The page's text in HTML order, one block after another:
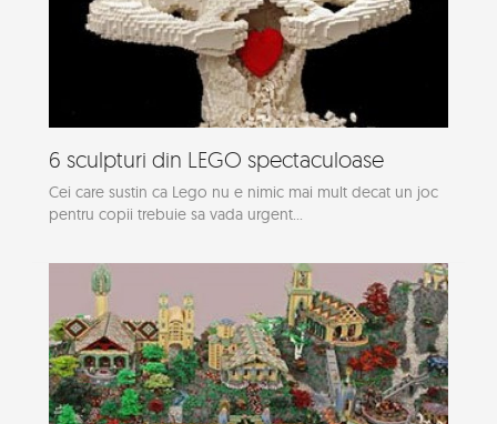
6 sculpturi din LEGO spectaculoase
Cei care sustin ca Lego nu e nimic mai mult decat un joc
pentru copii trebuie sa vada urgent...